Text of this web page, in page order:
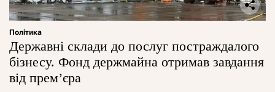
Політика
Державні склади до послуг постраждалого
бізнесу. Фонд держмайна отримав завдання
від прем’єра